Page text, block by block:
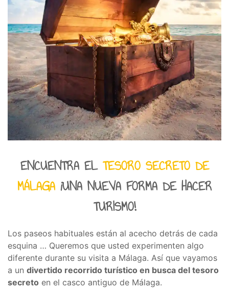
ENCUENTRA EL TESORO SECRETO DE
MÁLAGA¡UNA NUEVA FORMA DE HACER
TURISMO!
Los paseos habituales están al acecho detrás de cada
esquina … Queremos que usted experimenten algo
diferente durante su visita a Málaga. Así que vayamos
a un divertido recorrido turístico en busca del tesoro
secreto en el casco antiguo de Málaga.